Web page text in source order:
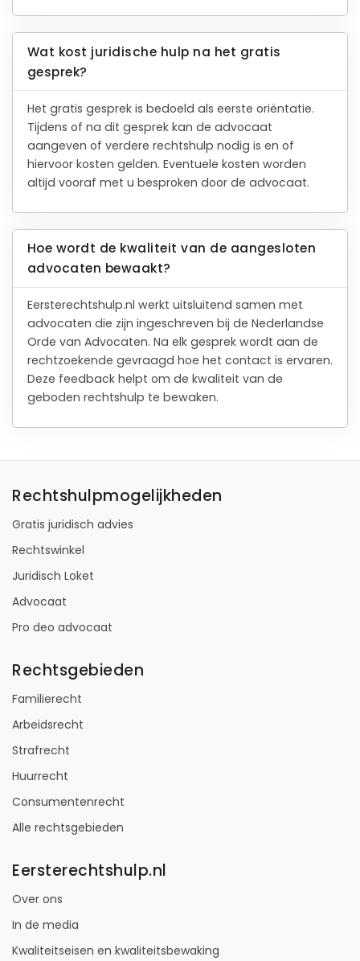
Wat kost juridische hulp na het gratis
gesprek?
Het gratis gesprek is bedoeld als eerste oriëntatie.
Tijdens of na dit gesprek kan de advocaat
aangeven of verdere rechtshulp nodig is en of
hiervoor kosten gelden. Eventuele kosten worden
altijd vooraf met u besproken door de advocaat.
Hoe wordt de kwaliteit van de aangesloten
advocaten bewaakt?
Eersterechtshulp.nl werkt uitsluitend samen met
advocaten die zijn ingeschreven bij de Nederlandse
Orde van Advocaten. Na elk gesprek wordt aan de
rechtzoekende gevraagd hoe het contact is ervaren.
Deze feedback helpt om de kwaliteit van de
geboden rechtshulp te bewaken.
Rechtshulpmogelijkheden
Gratis juridisch advies
Rechtswinkel
Juridisch Loket
Advocaat
Pro deo advocaat
Rechtsgebieden
Familierecht
Arbeidsrecht
Strafrecht
Huurrecht
Consumentenrecht
Alle rechtsgebieden
Eersterechtshulp.nl
Over ons
In de media
Kwaliteitseisen en kwaliteitsbewaking